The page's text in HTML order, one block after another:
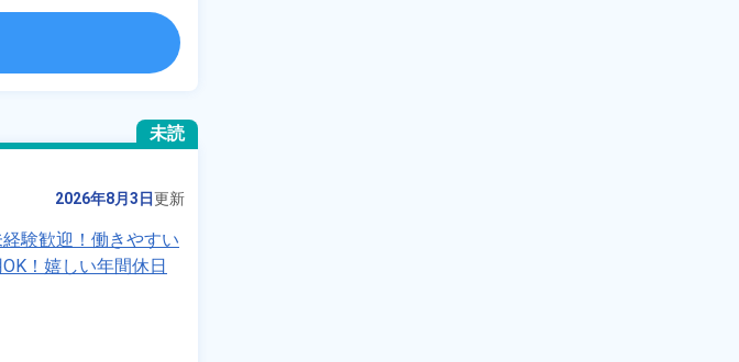
未読
2026年8月3日更新
験歓迎！働きやすい
！嬉しい年間休日